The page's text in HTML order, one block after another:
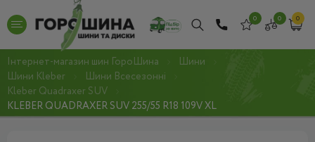
0 0 0
Інтернет-магазин шин ГороШина
Шини
Шини Kleber
Шини Всесезонні
Kleber Quadraxer SUV
KLEBER QUADRAXER SUV 255/55 R18 109V XL